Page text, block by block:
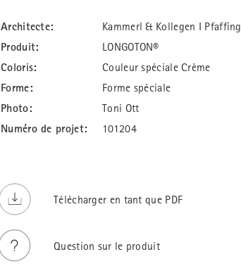
Architecte: Kammerl & Kollegen I Pfaffing
Produit: LONGOTON®
Coloris: Couleur spéciale Crème
Forme: Forme spéciale
Photo: Toni Ott
Numéro de projet: 101204
Télécharger en tant que PDF
Question sur le produit